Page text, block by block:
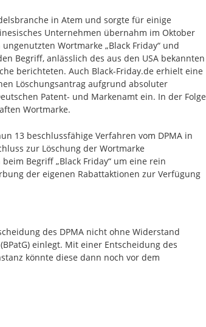
in Atem und sorgte für einige
Unternehmen übernahm im Oktober
Wortmarke „Black Friday“ und
Begriff, anlässlich des aus den USA bekannten
berichteten. Auch Black-Friday.de erhielt eine
Löschungsantrag aufgrund absoluter
Patent- und Markenamt ein. In der Folge
Wortmarke.
13 beschlussfähige Verfahren vom DPMA in
zur Löschung der Wortmarke
Begriff „Black Friday“ um eine rein
der eigenen Rabattaktionen zur Verfügung
des DPMA nicht ohne Widerstand
einlegt. Mit einer Entscheidung des
könnte diese dann noch vor dem